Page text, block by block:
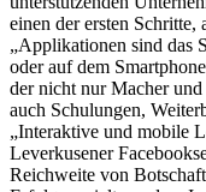
einen der ersten Schritte,
„Applikationen sind das
oder auf dem
der nicht nur Macher
auch Schulungen,
„Interaktive und mobile
Leverkusener
Reichweite von